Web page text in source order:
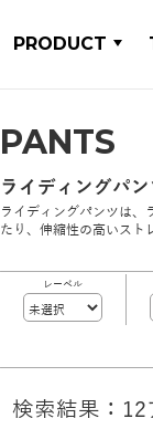
PRODUCT
PANTS
ライディングパ
ライディングパンツは、
たり、伸縮性の高いスト
レーベル
検索結果：12